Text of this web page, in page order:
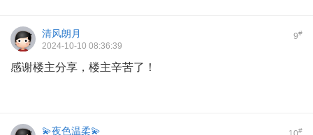
9#
清风朗月
2024-10-10 08:36:39
感谢楼主分享，楼主辛苦了！
#
💫夜色温柔💫